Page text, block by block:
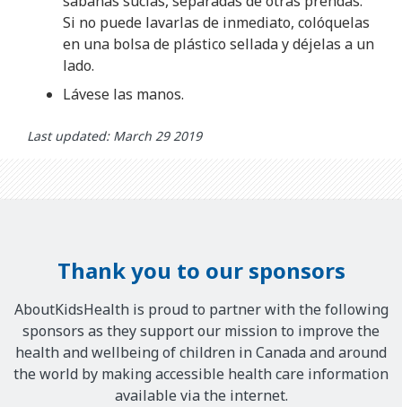
Si no puede lavarlas de inmediato, colóquelas
en una bolsa de plástico sellada y déjelas a un
lado.
Lávese las manos.
Last updated: March 29 2019
Thank you to our sponsors
AboutKidsHealth is proud to partner with the following
sponsors as they support our mission to improve the
health and wellbeing of children in Canada and around
the world by making accessible health care information
available via the internet.